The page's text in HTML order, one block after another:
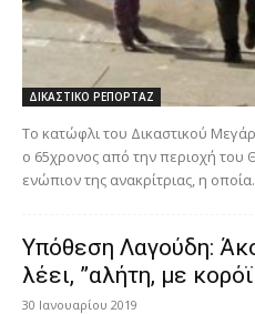
ΔΙΚΑΣΤΙΚΟ ΡΕΠΟΡΤΑΖ
Το κατώφλι του Δικαστικού
ο 65χρονος από την περιοχή του
ενώπιον της ανακρίτριας, η
Υπόθεση Λαγούδη:
λέει, ”αλήτη, με
30 Ιανουαρίου 2019